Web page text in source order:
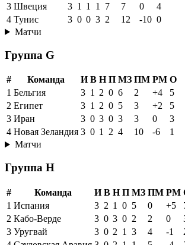
3 Швеция 3 1 1 1 7 7 0
4
4 Тунис 3 0 0 3 2 12 -10 0
Матчи
Группа G
# Команда И В Н П МЗ ПМ РМ О
1 Бельгия 3 1 2 0 6 2 +4
5
2 Египет 3 1 2 0 5 3 +2
5
3 Иран 3 0 3 0 3 3 0
3
4 Новая Зеландия 3 0 1 2 4 10 -6
1
Матчи
Группа H
# Команда И В Н П МЗ ПМ РМ
1 Испания 3 2 1 0 5 0 +5
2 Кабо-Верде 3 0 3 0 2 2 0
3 Уругвай 3 0 2 1 3 4 -1